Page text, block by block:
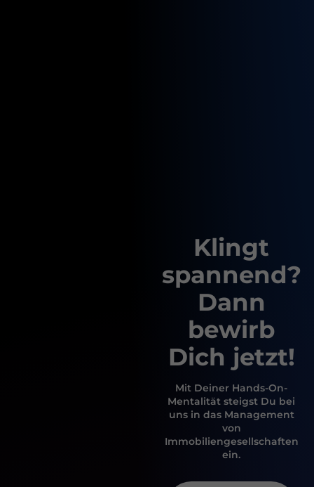
Klingt
spannend?
Dann
bewirb
Dich jetzt!
Mit Deiner Hands-On-
Mentalität steigst Du bei
uns in das Management
von
Immobiliengesellschaften
ein.